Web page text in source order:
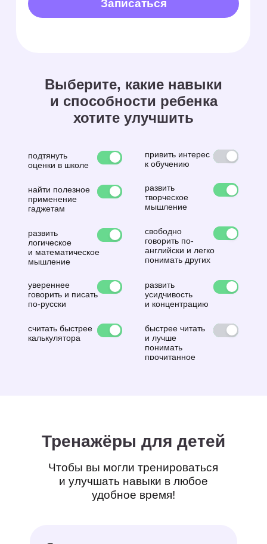
Соедини слова или
картинки со звуками
Все тренажёры (30+)
Наши принципы
особенными для тысяч
родителей
Как проходит урок?
Смотрите, почему дети ждут
каждый следующий урок с